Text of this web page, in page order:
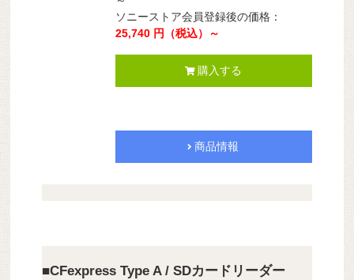
ソニーストア会員登録後の価格：
25,740 円（税込）～
購入する
商品情報
■CFexpress Type A / SDカードリーダー